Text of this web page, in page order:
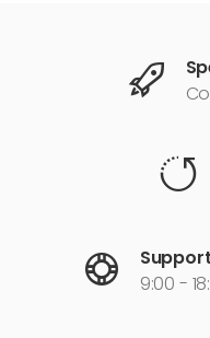
9:00 -